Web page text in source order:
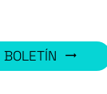
BOLETÍN trending_flat